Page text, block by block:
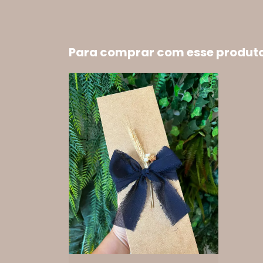
Para comprar com esse